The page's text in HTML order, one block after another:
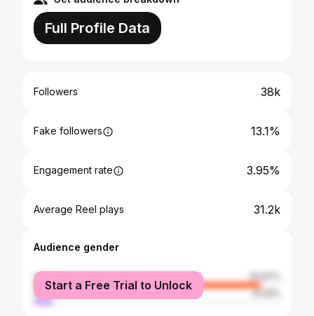
Full Profile Data
Followers 38k
Fake followers 13.1%
Engagement rate 3.95%
Average Reel plays 31.2k
Audience gender
female
91.67%
male
8.33%
Start a Free Trial to Unlock